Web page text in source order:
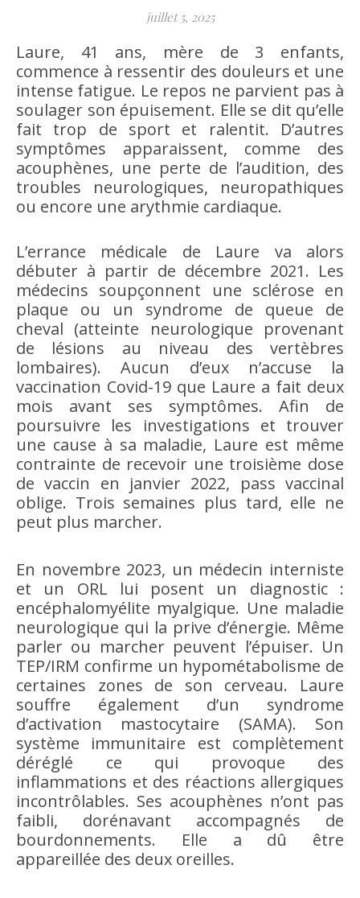
juillet 5, 2025
Laure, 41 ans, mère de 3 enfants,
commence à ressentir des douleurs et une
intense fatigue. Le repos ne parvient pas à
soulager son épuisement. Elle se dit qu’elle
fait trop de sport et ralentit. D’autres
symptômes apparaissent, comme des
acouphènes, une perte de l’audition, des
troubles neurologiques, neuropathiques
ou encore une arythmie cardiaque.
L’errance médicale de Laure va alors
débuter à partir de décembre 2021. Les
médecins soupçonnent une sclérose en
plaque ou un syndrome de queue de
cheval (atteinte neurologique provenant
de lésions au niveau des vertèbres
lombaires). Aucun d’eux n’accuse la
vaccination Covid-19 que Laure a fait deux
mois avant ses symptômes. Afin de
poursuivre les investigations et trouver
une cause à sa maladie, Laure est même
contrainte de recevoir une troisième dose
de vaccin en janvier 2022, pass vaccinal
oblige. Trois semaines plus tard, elle ne
peut plus marcher.
En novembre 2023, un médecin interniste
et un ORL lui posent un diagnostic :
encéphalomyélite myalgique. Une maladie
neurologique qui la prive d’énergie. Même
parler ou marcher peuvent l’épuiser. Un
TEP/IRM confirme un hypométabolisme de
certaines zones de son cerveau. Laure
souffre également d’un syndrome
d’activation mastocytaire (SAMA). Son
système immunitaire est complètement
déréglé ce qui provoque des
inflammations et des réactions allergiques
incontrôlables. Ses acouphènes n’ont pas
faibli, dorénavant accompagnés de
bourdonnements. Elle a dû être
appareillée des deux oreilles.